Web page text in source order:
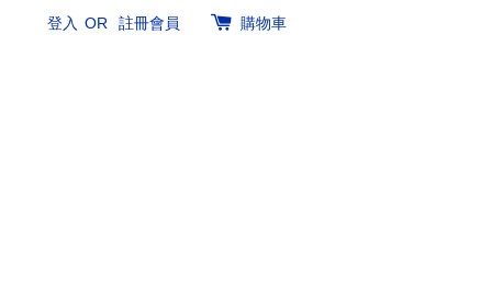
登入 OR 註冊會員 購物車